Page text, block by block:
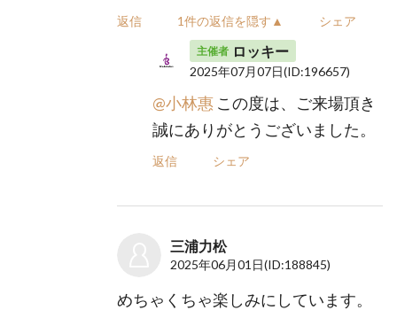
返信 1件の返信を隠す▲ シェア
主催者 ロッキー
2025年07月07日(ID:196657)
@小林惠 この度は、ご来場頂き
誠にありがとうございました。
返信 シェア
三浦力松
2025年06月01日(ID:188845)
めちゃくちゃ楽しみにしています。